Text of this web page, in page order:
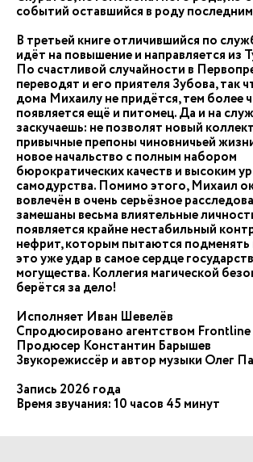
событий оставшийся в роду
В третьей книге отличившийся по
идёт на повышение и направляется из
По счастливой случайности в
переводят и его приятеля Зубова, так
дома Михаилу не придётся, тем более
появляется ещё и питомец. Да и на
заскучаешь: не позволят новый
привычные препоны чиновничьей
новое начальство с полным набором
бюрократических качеств и высоким
самодурства. Помимо этого, Михаил
вовлечён в очень серьёзное
замешаны весьма влиятельные
появляется крайне нестабильный
нефрит, которым пытаются подменять
это уже удар в самое сердце
могущества. Коллегия магической
берётся за дело!
Исполняет Иван Шевелёв
Спродюсировано агентством Frontline
Продюсер Константин Барышев
Звукорежиссёр и автор музыки Олег
Запись 2026 года
Время звучания: 10 часов 45 минут